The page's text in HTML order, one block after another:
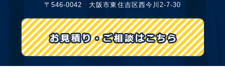
〒546-0042 大阪市東住吉区西今川2-7-30